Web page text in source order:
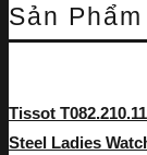
Sản
Tissot
Steel Ladies